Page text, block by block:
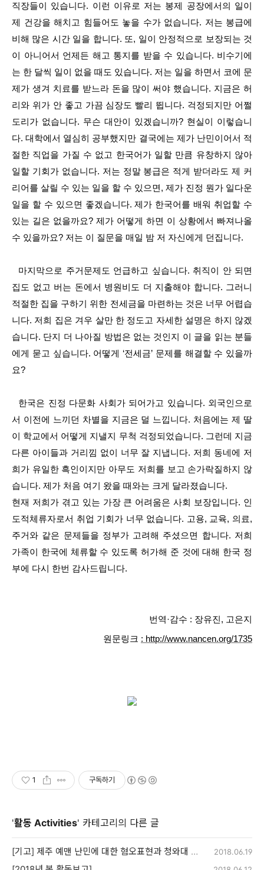
직장들이 있습니다. 이런 이유로 저는 봉제 공장에서의 일이
제 건강을 해치고 힘들어도 놓을 수가 없습니다. 저는 봉급에
비해 많은 시간 일을 합니다. 또, 일이 안정적으로 보장되는 것
이 아니어서 언제든 해고 통지를 받을 수 있습니다. 비수기에
는 한 달씩 일이 없을 때도 있습니다. 저는 일을 하면서 코에 문
제가 생겨 치료를 받느라 돈을 많이 써야 했습니다. 지금은 허
리와 위가 안 좋고 가끔 심장도 빨리 뜁니다. 걱정되지만 어쩔
도리가 없습니다. 무슨 대안이 있겠습니까? 현실이 이렇습니
다. 대학에서 열심히 공부했지만 결국에는 제가 난민이어서 적
절한 직업을 가질 수 없고 한국어가 일할 만큼 유창하지 않아
일할 기회가 없습니다. 저는 정말 봉급은 적게 받더라도 제 커
리어를 살릴 수 있는 일을 할 수 있으면, 제가 진정 뭔가 일다운
일을 할 수 있으면 좋겠습니다. 제가 한국어를 배워 취업할 수
있는 길은 없을까요? 제가 어떻게 하면 이 상황에서 빠져나올
수 있을까요? 저는 이 질문을 매일 밤 저 자신에게 던집니다.
마지막으로 주거문제도 언급하고 싶습니다. 취직이 안 되면
집도 없고 버는 돈에서 병원비도 더 지출해야 합니다. 그러니
적절한 집을 구하기 위한 전세금을 마련하는 것은 너무 어렵습
니다. 저희 집은 겨우 살만 한 정도고 자세한 설명은 하지 않겠
습니다. 단지 더 나아질 방법은 없는 것인지 이 글을 읽는 분들
에게 묻고 싶습니다. 어떻게 ‘전세금’ 문제를 해결할 수 있을까
요?
한국은 진정 다문화 사회가 되어가고 있습니다. 외국인으로
서 이전에 느끼던 차별을 지금은 덜 느낍니다. 처음에는 제 딸
이 학교에서 어떻게 지낼지 무척 걱정되었습니다. 그런데 지금
다른 아이들과 거리낌 없이 너무 잘 지냅니다. 저희 동네에 저
희가 유일한 흑인이지만 아무도 저희를 보고 손가락질하지 않
습니다. 제가 처음 여기 왔을 때와는 크게 달라졌습니다.
현재 저희가 겪고 있는 가장 큰 어려움은 사회 보장입니다. 인
도적체류자로서 취업 기회가 너무 없습니다. 고용, 교육, 의료,
주거와 같은 문제들을 정부가 고려해 주셨으면 합니다. 저희
가족이 한국에 체류할 수 있도록 허가해 준 것에 대해 한국 정
부에 다시 한번 감사드립니다.
번역·감수 : 장유진 , 고은지
원문링크 : http://www.nancen.org/1735
1 구독하기
'활동 Activities' 카테고리의 다른 글
[기고] 제주 예맨 난민에 대한 혐오표현과 청와대 청원 사태를 지켜보며… 2018.06.19